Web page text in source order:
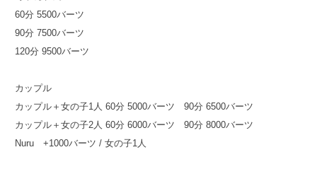
60分 5500バーツ
90分 7500バーツ
120分 9500バーツ
カップル
カップル＋女の子1人 60分 5000バーツ 90分 6500バーツ
カップル＋女の子2人 60分 6000バーツ 90分 8000バーツ
Nuru +1000バーツ / 女の子1人